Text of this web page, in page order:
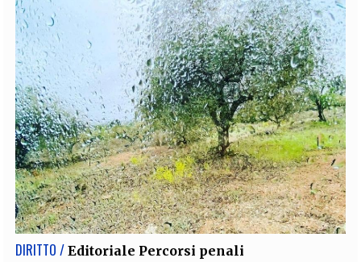
DIRITTO / Editoriale Percorsi penali